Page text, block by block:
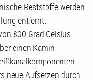
Reststoffe werden
entfernt.
800 Grad Celsius
einen Kamin
neue Aufsetzen durch